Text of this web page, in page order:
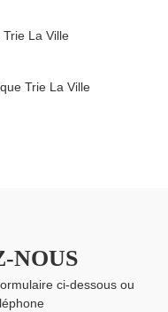
La Ville
Trie La Ville
NOUS
ci-dessous ou